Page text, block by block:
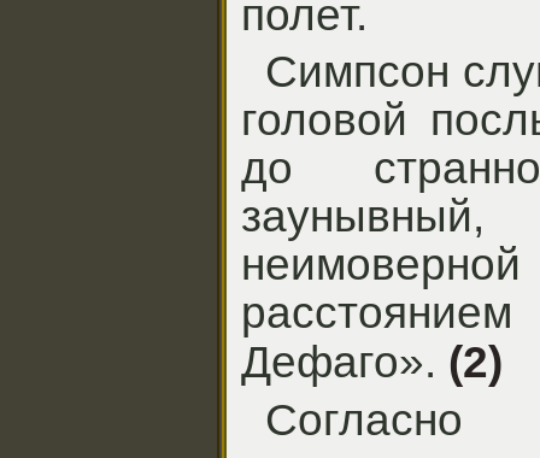
полет.
Симпсон
головой
до
Дефаго». (2)